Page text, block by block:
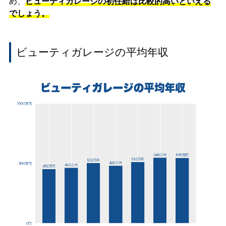
でしょう。
ビューティガレージの平均年収